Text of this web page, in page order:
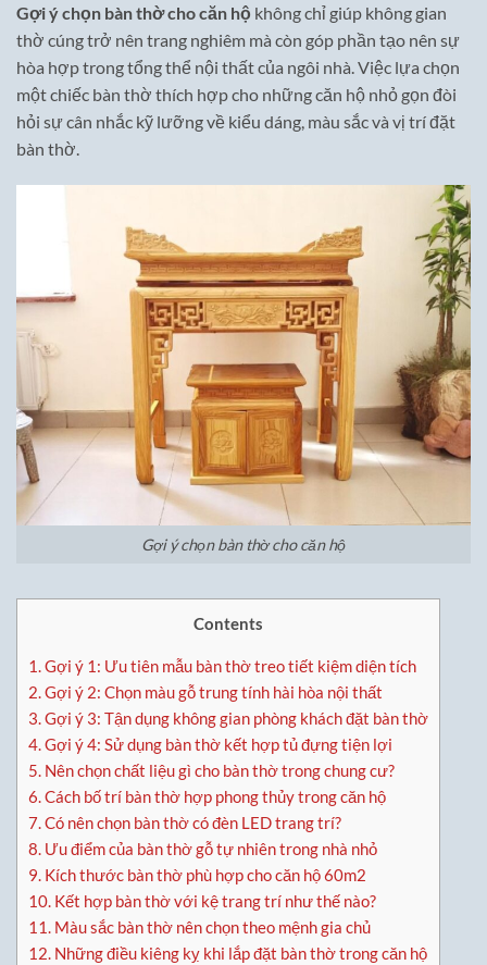
Gợi ý chọn bàn thờ cho căn hộ không chỉ giúp không gian
thờ cúng trở nên trang nghiêm mà còn góp phần tạo nên sự
hòa hợp trong tổng thể nội thất của ngôi nhà. Việc lựa chọn
một chiếc bàn thờ thích hợp cho những căn hộ nhỏ gọn đòi
hỏi sự cân nhắc kỹ lưỡng về kiểu dáng, màu sắc và vị trí đặt
bàn thờ.
Gợi ý chọn bàn thờ cho căn hộ
Contents
1.Gợi ý 1: Ưu tiên mẫu bàn thờ treo tiết kiệm diện tích
2.Gợi ý 2: Chọn màu gỗ trung tính hài hòa nội thất
3.Gợi ý 3: Tận dụng không gian phòng khách đặt bàn thờ
4.Gợi ý 4: Sử dụng bàn thờ kết hợp tủ đựng tiện lợi
5. Nên chọn chất liệu gì cho bàn thờ trong chung cư?
6.Cách bố trí bàn thờ hợp phong thủy trong căn hộ
7.Có nên chọn bàn thờ có đèn LED trang trí?
8. Ưu điểm của bàn thờ gỗ tự nhiên trong nhà nhỏ
9. Kích thước bàn thờ phù hợp cho căn hộ 60m2
10. Kết hợp bàn thờ với kệ trang trí như thế nào?
11. Màu sắc bàn thờ nên chọn theo mệnh gia chủ
12. Những điều kiêng kỵ khi lắp đặt bàn thờ trong căn hộ